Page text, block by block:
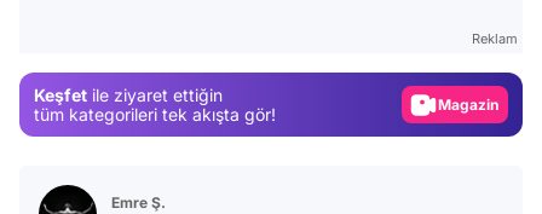
Reklam
Keşfet ile ziyaret ettiğin
tüm kategorileri tek akışta gör!
Magazin
Emre Ş.